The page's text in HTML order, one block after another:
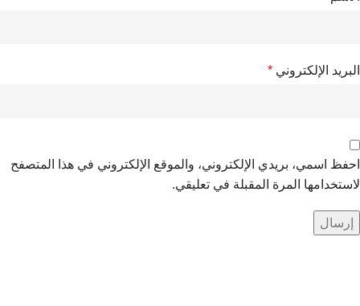
البريد الإلكتروني *
احفظ اسمي، بريدي الإلكتروني، والموقع الإلكتروني في هذا المتصفح
لاستخدامها المرة المقبلة في تعليقي.